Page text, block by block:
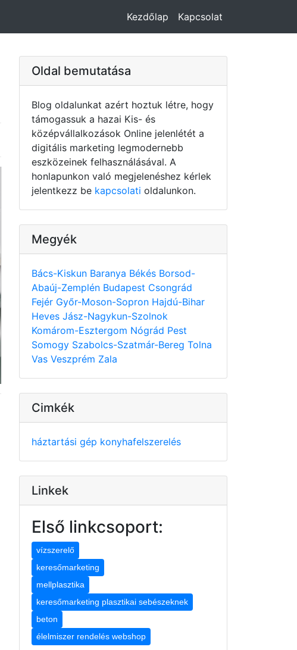
Kezdőlap Kapcsolat
Oldal bemutatása
Blog oldalunkat azért hoztuk létre, hogy
támogassuk a hazai Kis- és
középvállalkozások Online jelenlétét a
digitális marketing legmodernebb
eszközeinek felhasználásával. A
honlapunkon való megjelenéshez kérlek
jelentkezz be kapcsolati oldalunkon.
Megyék
Bács-Kiskun Baranya Békés Borsod-
Abaúj-Zemplén Budapest Csongrád
Fejér Győr-Moson-Sopron Hajdú-Bihar
Heves Jász-Nagykun-Szolnok
Komárom-Esztergom Nógrád Pest
Somogy Szabolcs-Szatmár-Bereg Tolna
Vas Veszprém Zala
Cimkék
háztartási gép konyhafelszerelés
Linkek
Első linkcsoport:
vízszerelő
keresőmarketing
mellplasztika
keresőmarketing plasztikai sebészeknek
beton
élelmiszer rendelés webshop